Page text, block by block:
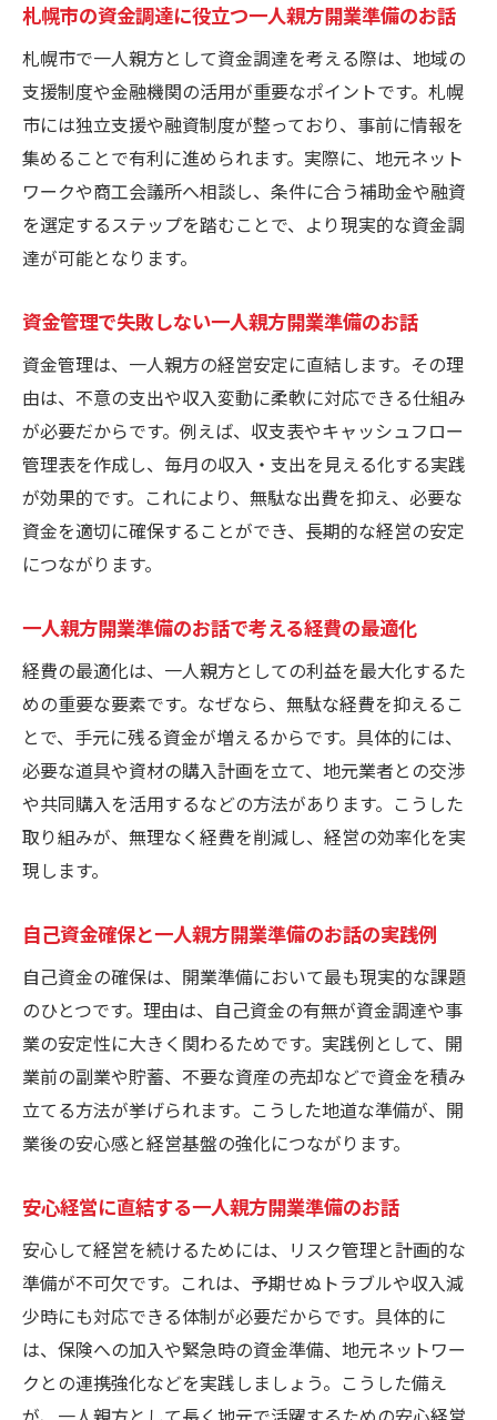
札幌市の資金調達に役立つ一人親方開業準備のお話
札幌市で一人親方として資金調達を考える際は、地域の
支援制度や金融機関の活用が重要なポイントです。札幌
市には独立支援や融資制度が整っており、事前に情報を
集めることで有利に進められます。実際に、地元ネット
ワークや商工会議所へ相談し、条件に合う補助金や融資
を選定するステップを踏むことで、より現実的な資金調
達が可能となります。
資金管理で失敗しない一人親方開業準備のお話
資金管理は、一人親方の経営安定に直結します。その理
由は、不意の支出や収入変動に柔軟に対応できる仕組み
が必要だからです。例えば、収支表やキャッシュフロー
管理表を作成し、毎月の収入・支出を見える化する実践
が効果的です。これにより、無駄な出費を抑え、必要な
資金を適切に確保することができ、長期的な経営の安定
につながります。
一人親方開業準備のお話で考える経費の最適化
経費の最適化は、一人親方としての利益を最大化するた
めの重要な要素です。なぜなら、無駄な経費を抑えるこ
とで、手元に残る資金が増えるからです。具体的には、
必要な道具や資材の購入計画を立て、地元業者との交渉
や共同購入を活用するなどの方法があります。こうした
取り組みが、無理なく経費を削減し、経営の効率化を実
現します。
自己資金確保と一人親方開業準備のお話の実践例
自己資金の確保は、開業準備において最も現実的な課題
のひとつです。理由は、自己資金の有無が資金調達や事
業の安定性に大きく関わるためです。実践例として、開
業前の副業や貯蓄、不要な資産の売却などで資金を積み
立てる方法が挙げられます。こうした地道な準備が、開
業後の安心感と経営基盤の強化につながります。
安心経営に直結する一人親方開業準備のお話
安心して経営を続けるためには、リスク管理と計画的な
準備が不可欠です。これは、予期せぬトラブルや収入減
少時にも対応できる体制が必要だからです。具体的に
は、保険への加入や緊急時の資金準備、地元ネットワー
クとの連携強化などを実践しましょう。こうした備え